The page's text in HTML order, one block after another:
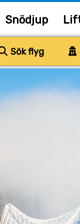
Snödjup
Sök flyg